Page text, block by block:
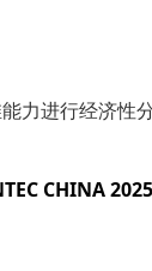
进行经济性
CHINA